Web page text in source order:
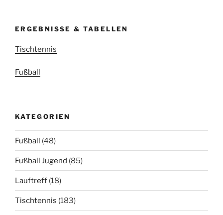
ERGEBNISSE & TABELLEN
Tischtennis
Fußball
KATEGORIEN
Fußball (48)
Fußball Jugend (85)
Lauftreff (18)
Tischtennis (183)